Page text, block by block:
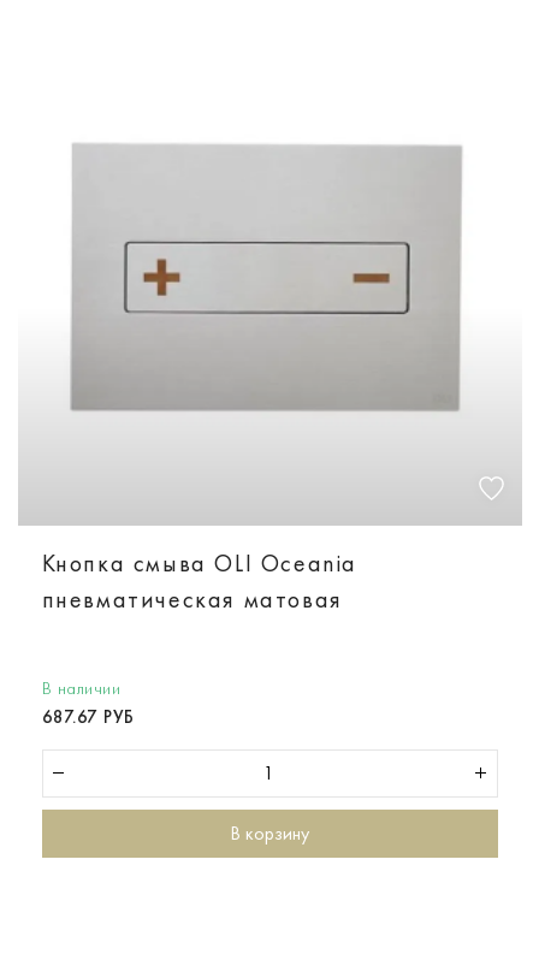
Кнопка смыва OLI Oceania
пневматическая матовая
В наличии
687.67 РУБ
В корзину